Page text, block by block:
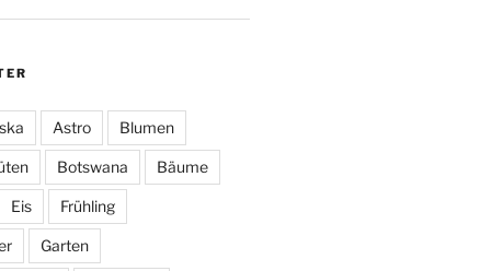
Astro Blumen
Botswana Bäume
Eis Frühling
Garten